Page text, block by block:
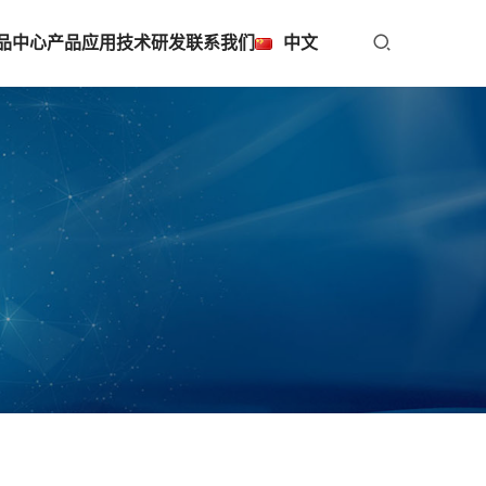
中心产品应用技术研发联系我们 中文